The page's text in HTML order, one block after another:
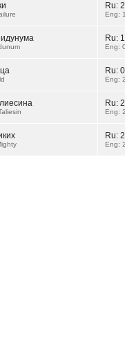
Ru:
Eng:
Ru:
Eng:
Ru:
Eng:
Ru:
Eng:
Ru:
Eng: